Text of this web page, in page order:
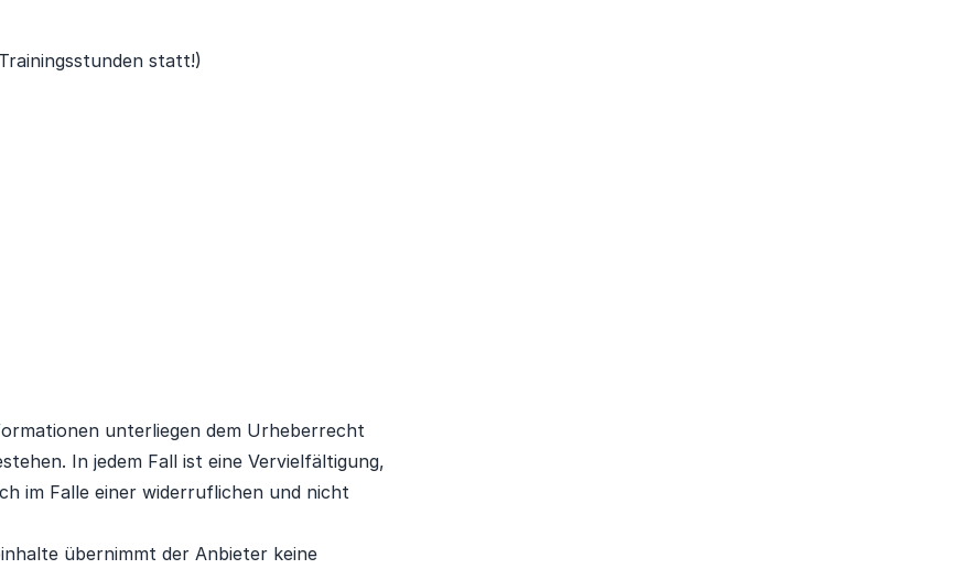
statt!)
unterliegen dem Urheberrecht
In jedem Fall ist eine Vervielfältigung,
im Falle einer widerruflichen und nicht
übernimmt der Anbieter keine